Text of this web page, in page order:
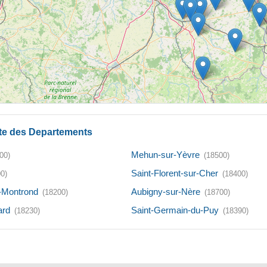
des Departements
(18200)
(18230)
Mehun-sur-Yèvre (18500)
Saint-Florent-sur-Cher (18400)
Aubigny-sur-Nère (18700)
Saint-Germain-du-Puy (18390)